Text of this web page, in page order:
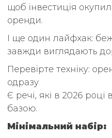
щоб інвестиція
оренди.
І ще один лайфхак:
завжди виглядають
Перевірте техніку:
одразу
Є речі, які в 2026
базою.
Мінімальний набір: